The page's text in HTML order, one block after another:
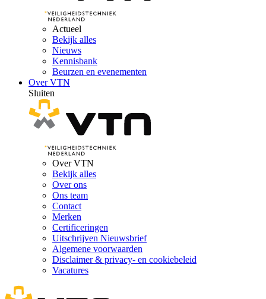
Actueel
Bekijk alles
Nieuws
Kennisbank
Beurzen en evenementen
Over VTN
Sluiten
Over VTN
Bekijk alles
Over ons
Ons team
Contact
Merken
Certificeringen
Uitschrijven Nieuwsbrief
Algemene voorwaarden
Disclaimer & privacy- en cookiebeleid
Vacatures